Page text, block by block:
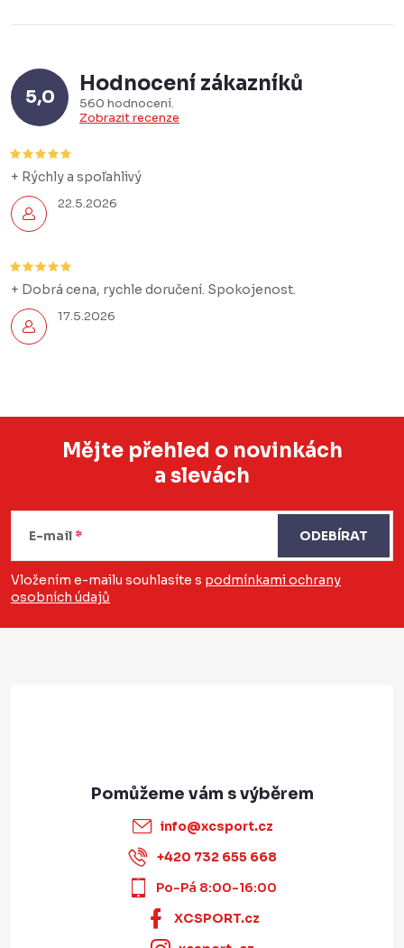
5,0
Hodnocení zákazníků
560 hodnocení
Zobrazit recenze
22.5.2026
+ Rýchly a spoľahlivý
17.5.2026
+ Dobrá cena, rychle doručení. Spokojenost.
á
a
Mějte přehled o novinkách
a slevách
E-mail
Vložením e-mailu souhlasíte s podmínkami ochrany
osobních údajů
ODEBÍRAT
info@xcsport.cz
+420 732 655 668
Po-Pá 8:00-16:00
XCSPORT.cz